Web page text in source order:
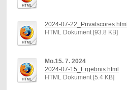
2024-07-22_Privatscores.html
HTML Dokument [93.8 KB]
Mo.15. 7. 2024
2024-07-15_Ergebnis.html
HTML Dokument [5.4 KB]